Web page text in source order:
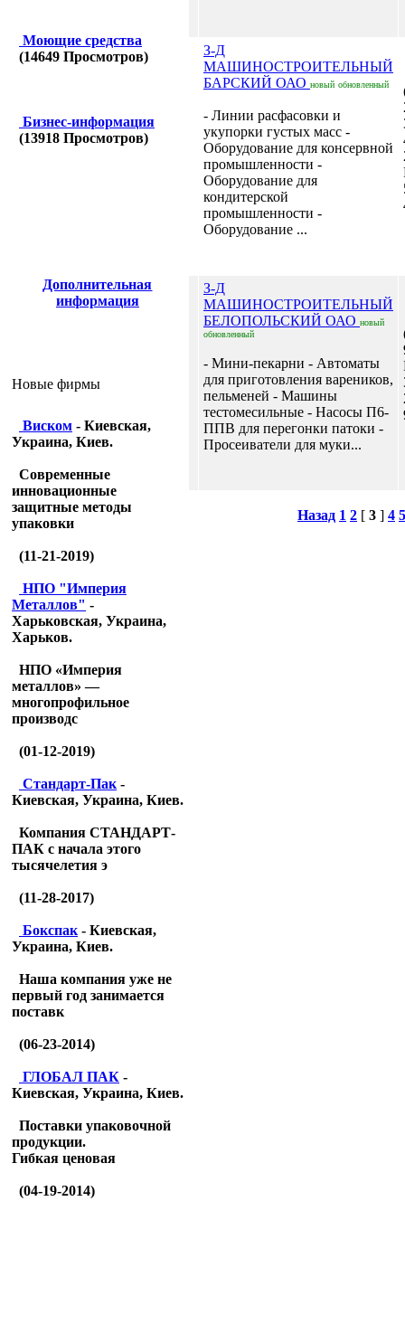
Моющие средства
(14649 Просмотров)
Бизнес-информация
(13918 Просмотров)
Дополнительная
информация
Новые фирмы
Виском - Киевская,
Украина, Киев.
Современные
инновационные
защитные методы
упаковки
(11-21-2019)
НПО "Империя
Металлов" -
Харьковская, Украина,
Харьков.
НПО «Империя
металлов» —
многопрофильное
производс
(01-12-2019)
Стандарт-Пак -
Киевская, Украина, Киев.
Компания СТАНДАРТ-
ПАК с начала этого
тысячелетия э
(11-28-2017)
Бокспак - Киевская,
Украина, Киев.
Наша компания уже не
первый год занимается
поставк
(06-23-2014)
ГЛОБАЛ ПАК -
Киевская, Украина, Киев.
Поставки упаковочной
продукции.
Гибкая ценовая
(04-19-2014)
З-Д
МАШИНОСТРОИТЕЛЬНЫЙ
БАРСКИЙ ОАО новый обновленный
- Линии расфасовки и
укупорки густых масс -
Оборудование для консервной
промышленности -
Оборудование для
кондитерской
промышленности -
Оборудование ...
З-Д
МАШИНОСТРОИТЕЛЬНЫЙ
БЕЛОПОЛЬСКИЙ ОАО новый
обновленный
- Мини-пекарни - Автоматы
для приготовления вареников,
пельменей - Машины
тестомесильные - Насосы П6-
ППВ для перегонки патоки -
Просеиватели для муки...
Назад 1 2 [ 3 ] 4 5